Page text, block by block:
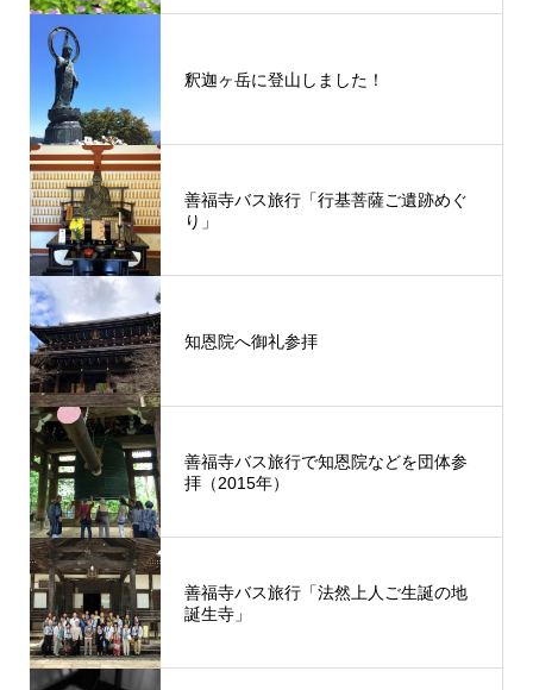
釈迦ヶ岳に登山しました！
善福寺バス旅行「行基菩薩ご遺跡めぐ
り」
知恩院へ御礼参拝
善福寺バス旅行で知恩院などを団体参
拝（2015年）
善福寺バス旅行「法然上人ご生誕の地
誕生寺」